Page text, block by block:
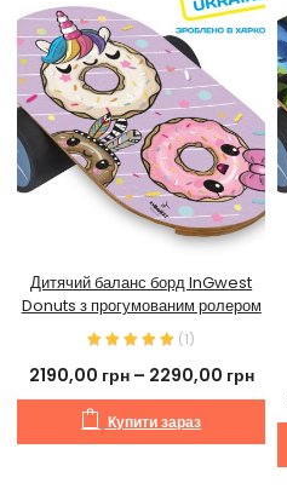
Дитячий баланс борд InGwest
Donuts з прогумованим ролером
(1)
2190,00 грн– 2290,00 грн
Купити зараз